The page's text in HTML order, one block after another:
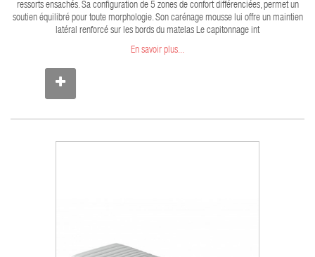
ressorts ensachés. Sa configuration de 5 zones de confort différenciées, permet un
soutien équilibré pour toute morphologie. Son carénage mousse lui offre un maintien
latéral renforcé sur les bords du matelas Le capitonnage int
En savoir plus...